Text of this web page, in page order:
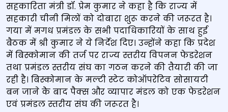
सहकारिता मंत्री डॉ. प्रेम कुमार ने कहा है कि राज्य में
सहकारी चीनी मिलों को दोबारा शुरू करने की जरूरत है।
गया में मगध प्रमंडल के सभी पदाधिकारियों के साथ हुई
बैठक में श्री कुमार ने ये निर्देश दिए। उन्होंने कहा कि प्रदेश
में बिस्कोमान की तर्ज पर राज्य स्तरीय विपनन फेडरेशन
तथा प्रमंडल स्तरीय संघ का गठन करने की तैयारी की जा
रही है। बिस्कोमान के मल्टी स्टेट कोऑपरेटिव सोसायटी
बन जाने केे बाद पैक्स और व्यापार मंडल को एक फेडरेशन
एवं प्रमंडल स्तरीय संघ की जरूरत है।